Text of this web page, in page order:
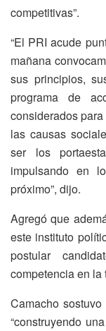
competitivas”.
“El PRI acude
mañana
sus principios,
programa de
considerados
las causas
ser los
impulsando en
próximo”, dijo.
Agregó que
este instituto
postular
competencia en la
Camacho
“construyendo